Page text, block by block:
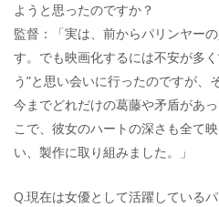
ようと思ったのですか？
監督：「実は、前からパリンヤー
す。でも映画化するには不安が多
う”と思い会いに行ったのですが、
今までどれだけの葛藤や矛盾があ
こで、彼女のハートの深さも全て
い、製作に取り組みました。」
Q.現在は女優として活躍している